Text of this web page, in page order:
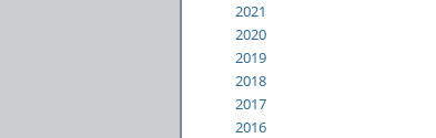
2021
2020
2019
2018
2017
2016